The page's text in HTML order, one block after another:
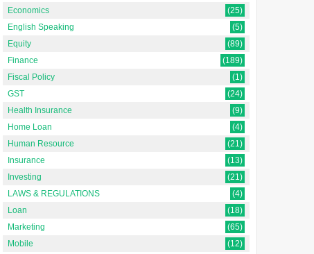
Economics
(25)
English Speaking
(5)
Equity
(89)
Finance
(189)
Fiscal Policy
(1)
GST
(24)
Health Insurance
(9)
Home Loan
(4)
Human Resource
(21)
Insurance
(13)
Investing
(21)
LAWS & REGULATIONS
(4)
Loan
(18)
Marketing
(65)
Mobile
(12)